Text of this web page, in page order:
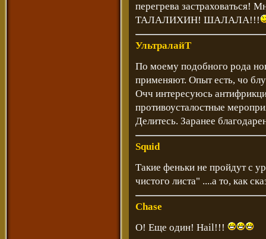
перегрева застраховаться!
ТАЛАЛИХИН! ШАЛАЛА!!!
УльтралайТ
По моему подобного рода
применяют. Опыт есть, чо
Очч интересуюсь
противоусталостные
Делитесь. Заранее
Squid
Такие феньки не пройдут с
чистого листа" ....а то, как
Chase
О! Еще один! Hail!!!